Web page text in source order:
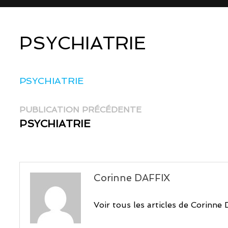
PSYCHIATRIE
PSYCHIATRIE
Navigation
de
PUBLICATION PRÉCÉDENTEPublication
PSYCHIATRIE
Corinne DAFFIX
Voir tous les articles de Corinne